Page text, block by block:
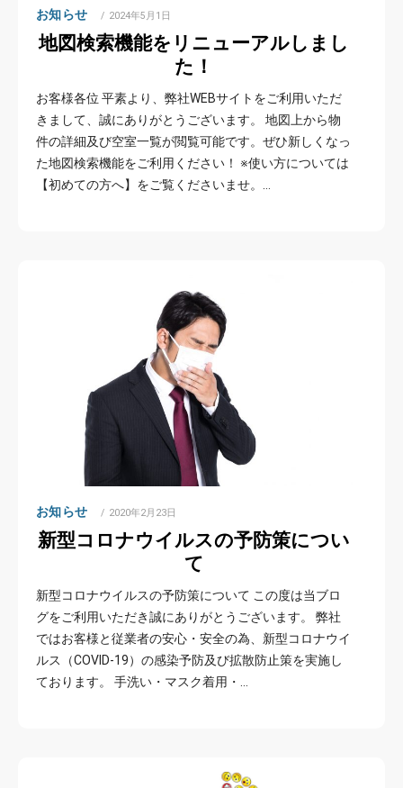
お知らせ
POSTED
2024年5月1日
地図検索機能をリニューアルしまし
た！
お客様各位 平素より、弊社WEBサイトをご利用いただ
きまして、誠にありがとうございます。 地図上から物
件の詳細及び空室一覧が閲覧可能です。ぜひ新しくなっ
た地図検索機能をご利用ください！ ※使い方については
【初めての方へ】をご覧くださいませ。…
お知らせ
POSTED
2020年2月23日
新型コロナウイルスの予防策につい
て
新型コロナウイルスの予防策について この度は当ブロ
グをご利用いただき誠にありがとうございます。 弊社
ではお客様と従業者の安心・安全の為、新型コロナウイ
ルス（COVID-19）の感染予防及び拡散防止策を実施し
ております。 手洗い・マスク着用・…